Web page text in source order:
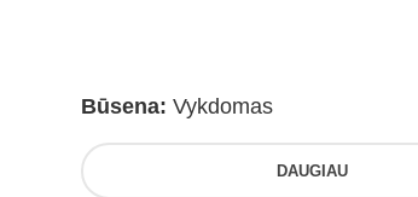
Būsena: Vykdomas
DAUGIAU